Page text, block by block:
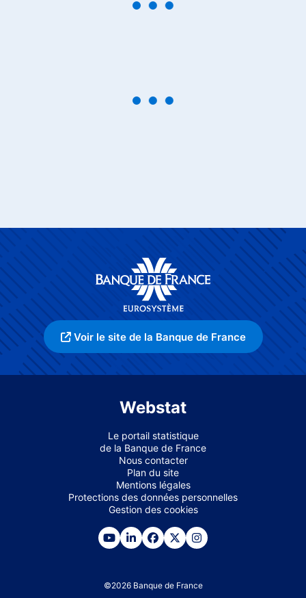
Voir le site de la Banque de France
Webstat
Le portail statistique
de la Banque de France
Nous contacter
Plan du site
Mentions légales
Protections des données personnelles
Gestion des cookies
©2026 Banque de France